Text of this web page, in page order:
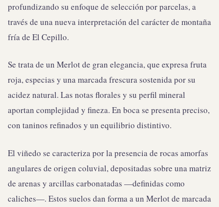
profundizando su enfoque de selección por parcelas, a
través de una nueva interpretación del carácter de montaña
fría de El Cepillo.
Se trata de un Merlot de gran elegancia, que expresa fruta
roja, especias y una marcada frescura sostenida por su
acidez natural. Las notas florales y su perfil mineral
aportan complejidad y fineza. En boca se presenta preciso,
con taninos refinados y un equilibrio distintivo.
El viñedo se caracteriza por la presencia de rocas amorfas
angulares de origen coluvial, depositadas sobre una matriz
de arenas y arcillas carbonatadas —definidas como
caliches—. Estos suelos dan forma a un Merlot de marcada